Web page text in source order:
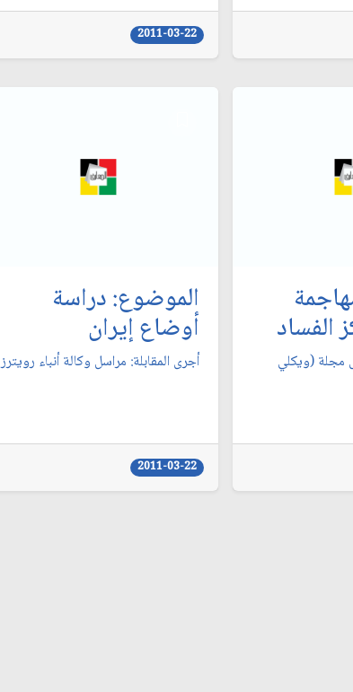
2011-03-22
الفساد
مجلة (ويكلي
الموضوع: دراسة
أوضاع إيران‏
أجرى المقابلة: مراسل وكالة أنباء رويترز
2011-03-22